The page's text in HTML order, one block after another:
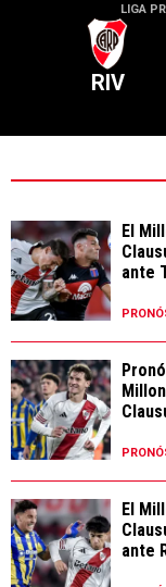
LIGA
RIV
El
ante
El
ante